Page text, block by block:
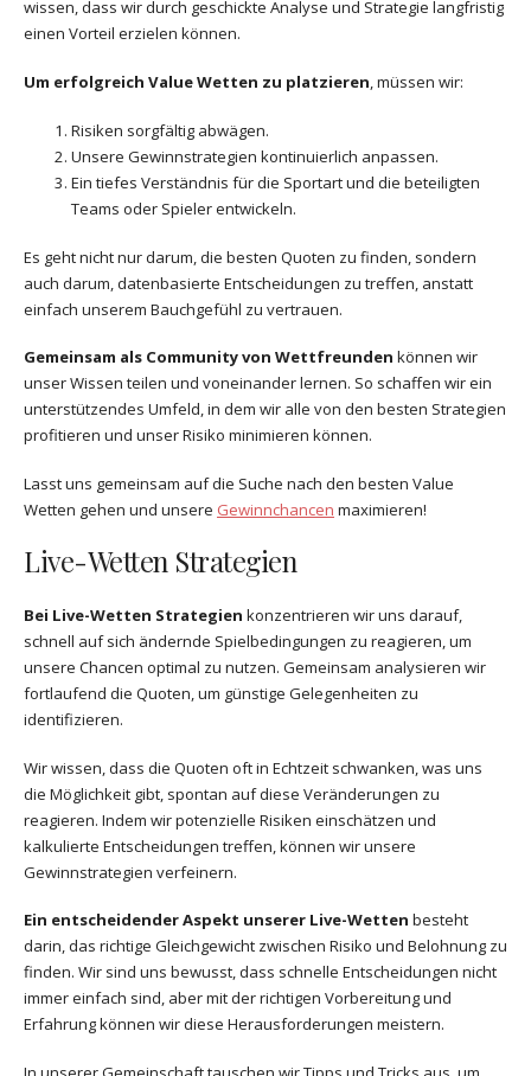
wissen, dass wir durch geschickte Analyse und Strategie langfristig
einen Vorteil erzielen können.
Um erfolgreich Value Wetten zu platzieren, müssen wir:
Risiken sorgfältig abwägen.
Unsere Gewinnstrategien kontinuierlich anpassen.
Ein tiefes Verständnis für die Sportart und die beteiligten
Teams oder Spieler entwickeln.
Es geht nicht nur darum, die besten Quoten zu finden, sondern
auch darum, datenbasierte Entscheidungen zu treffen, anstatt
einfach unserem Bauchgefühl zu vertrauen.
Gemeinsam als Community von Wettfreunden können wir
unser Wissen teilen und voneinander lernen. So schaffen wir ein
unterstützendes Umfeld, in dem wir alle von den besten Strategien
profitieren und unser Risiko minimieren können.
Lasst uns gemeinsam auf die Suche nach den besten Value
Wetten gehen und unsere Gewinnchancen maximieren!
Live-Wetten Strategien
Bei Live-Wetten Strategien konzentrieren wir uns darauf,
schnell auf sich ändernde Spielbedingungen zu reagieren, um
unsere Chancen optimal zu nutzen. Gemeinsam analysieren wir
fortlaufend die Quoten, um günstige Gelegenheiten zu
identifizieren.
Wir wissen, dass die Quoten oft in Echtzeit schwanken, was uns
die Möglichkeit gibt, spontan auf diese Veränderungen zu
reagieren. Indem wir potenzielle Risiken einschätzen und
kalkulierte Entscheidungen treffen, können wir unsere
Gewinnstrategien verfeinern.
Ein entscheidender Aspekt unserer Live-Wetten besteht
darin, das richtige Gleichgewicht zwischen Risiko und Belohnung zu
finden. Wir sind uns bewusst, dass schnelle Entscheidungen nicht
immer einfach sind, aber mit der richtigen Vorbereitung und
Erfahrung können wir diese Herausforderungen meistern.